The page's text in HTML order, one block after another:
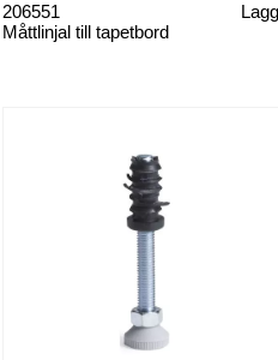
Måttlinjal till tapetbord
206551